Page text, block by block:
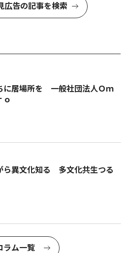
広告の記事を検索
に居場所を 一般社団法人Ｏｍ
ｏ
ら異文化知る 多文化共生つる
ラム一覧